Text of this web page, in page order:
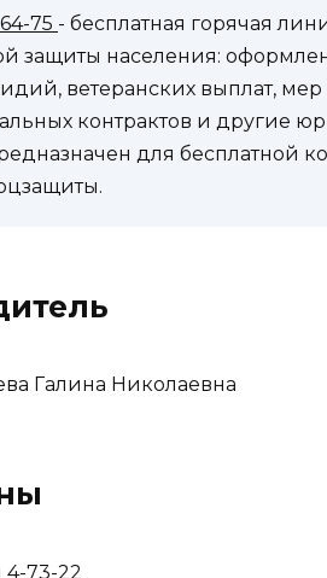
75 - бесплатная горячая
защиты населения:
ветеранских выплат,
контрактов и другие
для бесплатной
Галина Николаевна
4-73-22